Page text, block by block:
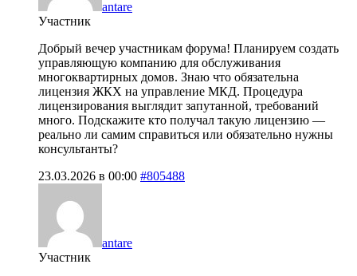
antare
Участник
Добрый вечер участникам форума! Планируем создать
управляющую компанию для обслуживания
многоквартирных домов. Знаю что обязательна
лицензия ЖКХ на управление МКД. Процедура
лицензирования выглядит запутанной, требований
много. Подскажите кто получал такую лицензию —
реально ли самим справиться или обязательно нужны
консультанты?
23.03.2026 в 00:00 #805488
antare
Участник